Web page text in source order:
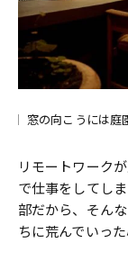
窓の向こうには庭
リモートワーク
で仕事をしてし
部だから、そん
ちに荒んでいっ